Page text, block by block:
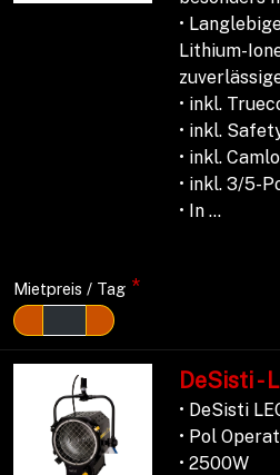
•
Lithium-
• inkl.
• inkl.
• inkl.
• inkl. 3/5-
• In ...
Mietpreis / Tag *
DeSisti -
• DeSisti
• Pol
• 2500W